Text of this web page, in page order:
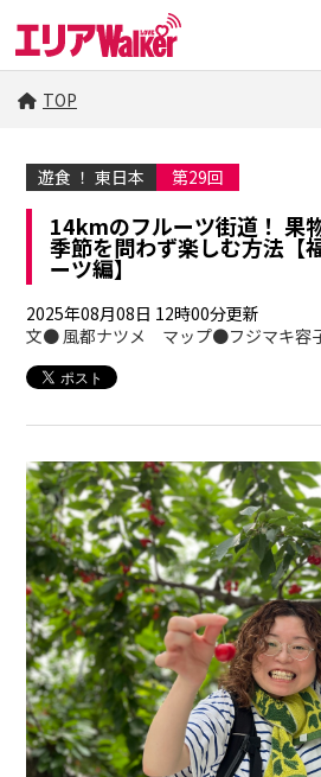
TOP
遊食 ！ 東日本 第29回
14kmのフルーツ街道！ 果
季節を問わず楽しむ方法【
ーツ編】
2025年08月08日 12時00分更新
文● 風都ナツメ マップ●フジマキ容